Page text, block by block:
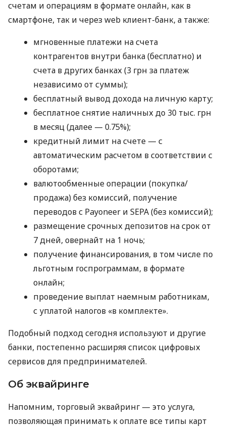
счетам и операциям в формате онлайн, как в
смартфоне, так и через web клиент-банк, а также:
мгновенные платежи на счета
контрагентов внутри банка (бесплатно) и
счета в других банках (3 грн за платеж
независимо от суммы);
бесплатный вывод дохода на личную карту;
бесплатное снятие наличных до 30 тыс. грн
в месяц (далее — 0.75%);
кредитный лимит на счете — с
автоматическим расчетом в соответствии с
оборотами;
валютообменные операции (покупка/
продажа) без комиссий, получение
переводов с Payoneer и SEPA (без комиссий);
размещение срочных депозитов на срок от
7 дней, овернайт на 1 ночь;
получение финансирования, в том числе по
льготным госпрограммам, в формате
онлайн;
проведение выплат наемным работникам,
с уплатой налогов «в комплекте».
Подобный подход сегодня используют и другие
банки, постепенно расширяя список цифровых
сервисов для предпринимателей.
Об эквайринге
Напомним, торговый эквайринг — это услуга,
позволяющая принимать к оплате все типы карт